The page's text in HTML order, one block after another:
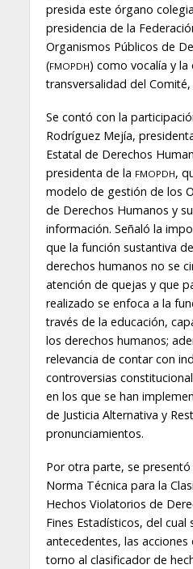
presida este órgano
presidencia de la
Organismos Públicos de
(FMOPDH) como vocalía y la
transversalidad del
Se contó con la
Rodríguez Mejía,
Estatal de Derechos
presidenta de la FMOPDH,
modelo de gestión de los
de Derechos Humanos y
información. Señaló la
que la función sustantiva
derechos humanos no se
atención de quejas y que
realizado se enfoca a la
través de la educación,
los derechos humanos;
relevancia de contar con
controversias
en los que se han
de Justicia Alternativa y
pronunciamientos.
Por otra parte, se
Norma Técnica para la
Hechos Violatorios de
Fines Estadísticos, del cual
antecedentes, las acciones
torno al clasificador de